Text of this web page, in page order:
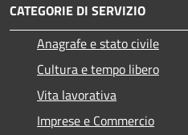
CATEGORIE DI SERVIZIO
Anagrafe e stato civile
Cultura e tempo libero
Vita lavorativa
Imprese e Commercio